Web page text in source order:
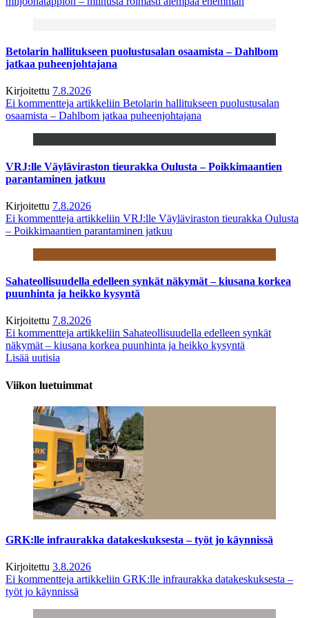
Betolarin hallitukseen puolustusalan osaamista – Dahlbom
jatkaa puheenjohtajana
Kirjoitettu 7.8.2026
Ei kommentteja artikkeliin Betolarin hallitukseen puolustusalan
osaamista – Dahlbom jatkaa puheenjohtajana
VRJ:lle Väyläviraston tieurakka Oulusta – Poikkimaantien
parantaminen jatkuu
Kirjoitettu 7.8.2026
Ei kommentteja artikkeliin VRJ:lle Väyläviraston tieurakka Oulusta
– Poikkimaantien parantaminen jatkuu
Sahateollisuudella edelleen synkät näkymät – kiusana korkea
puunhinta ja heikko kysyntä
Kirjoitettu 7.8.2026
Ei kommentteja artikkeliin Sahateollisuudella edelleen synkät
näkymät – kiusana korkea puunhinta ja heikko kysyntä
Lisää uutisia
Viikon luetuimmat
GRK:lle infraurakka datakeskuksesta – työt jo käynnissä
Kirjoitettu 3.8.2026
Ei kommentteja artikkeliin GRK:lle infraurakka datakeskuksesta –
työt jo käynnissä